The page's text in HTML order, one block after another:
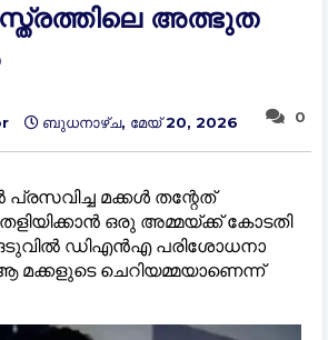
അത്ഭുത
0
ബുധനാഴ്‌ച, മേയ് 20, 2026
മക്കള്‍ തന്റേത്
ഒരു അമ്മയ്ക്ക് കോടതി
ഒടുവില്‍ ഡിഎൻഎ പരിശോധനാ
ചെറിയമ്മയാണെന്ന്